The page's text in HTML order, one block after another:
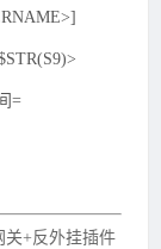
=
关+反外挂插件